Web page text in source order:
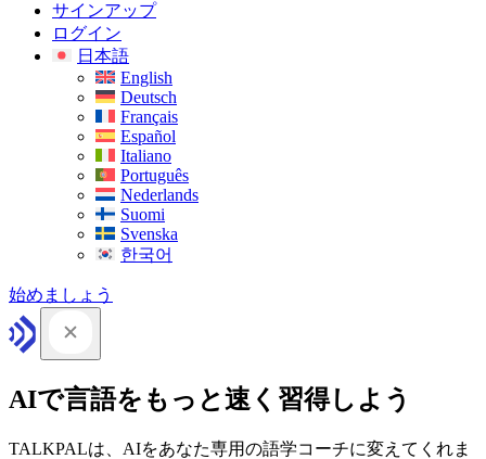
サインアップ
ログイン
日本語
English
Deutsch
Français
Español
Italiano
Português
Nederlands
Suomi
Svenska
한국어
始めましょう
AIで言語をもっと速く習得しよう
TALKPALは、AIをあなた専用の語学コーチに変えてくれま